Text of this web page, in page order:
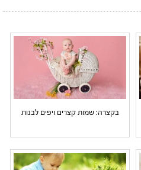
בקצרה: שמות קצרים ויפים לבנות